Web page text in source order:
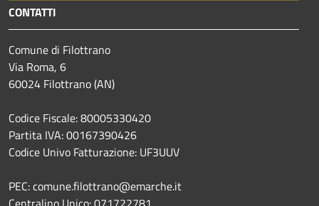
CONTATTI
Comune di Filottrano
Via Roma, 6
60024 Filottrano (AN)
Codice Fiscale: 80005330420
Partita IVA: 00167390426
Codice Univo Fatturazione: UF3UUV
PEC: comune.filottrano@emarche.it